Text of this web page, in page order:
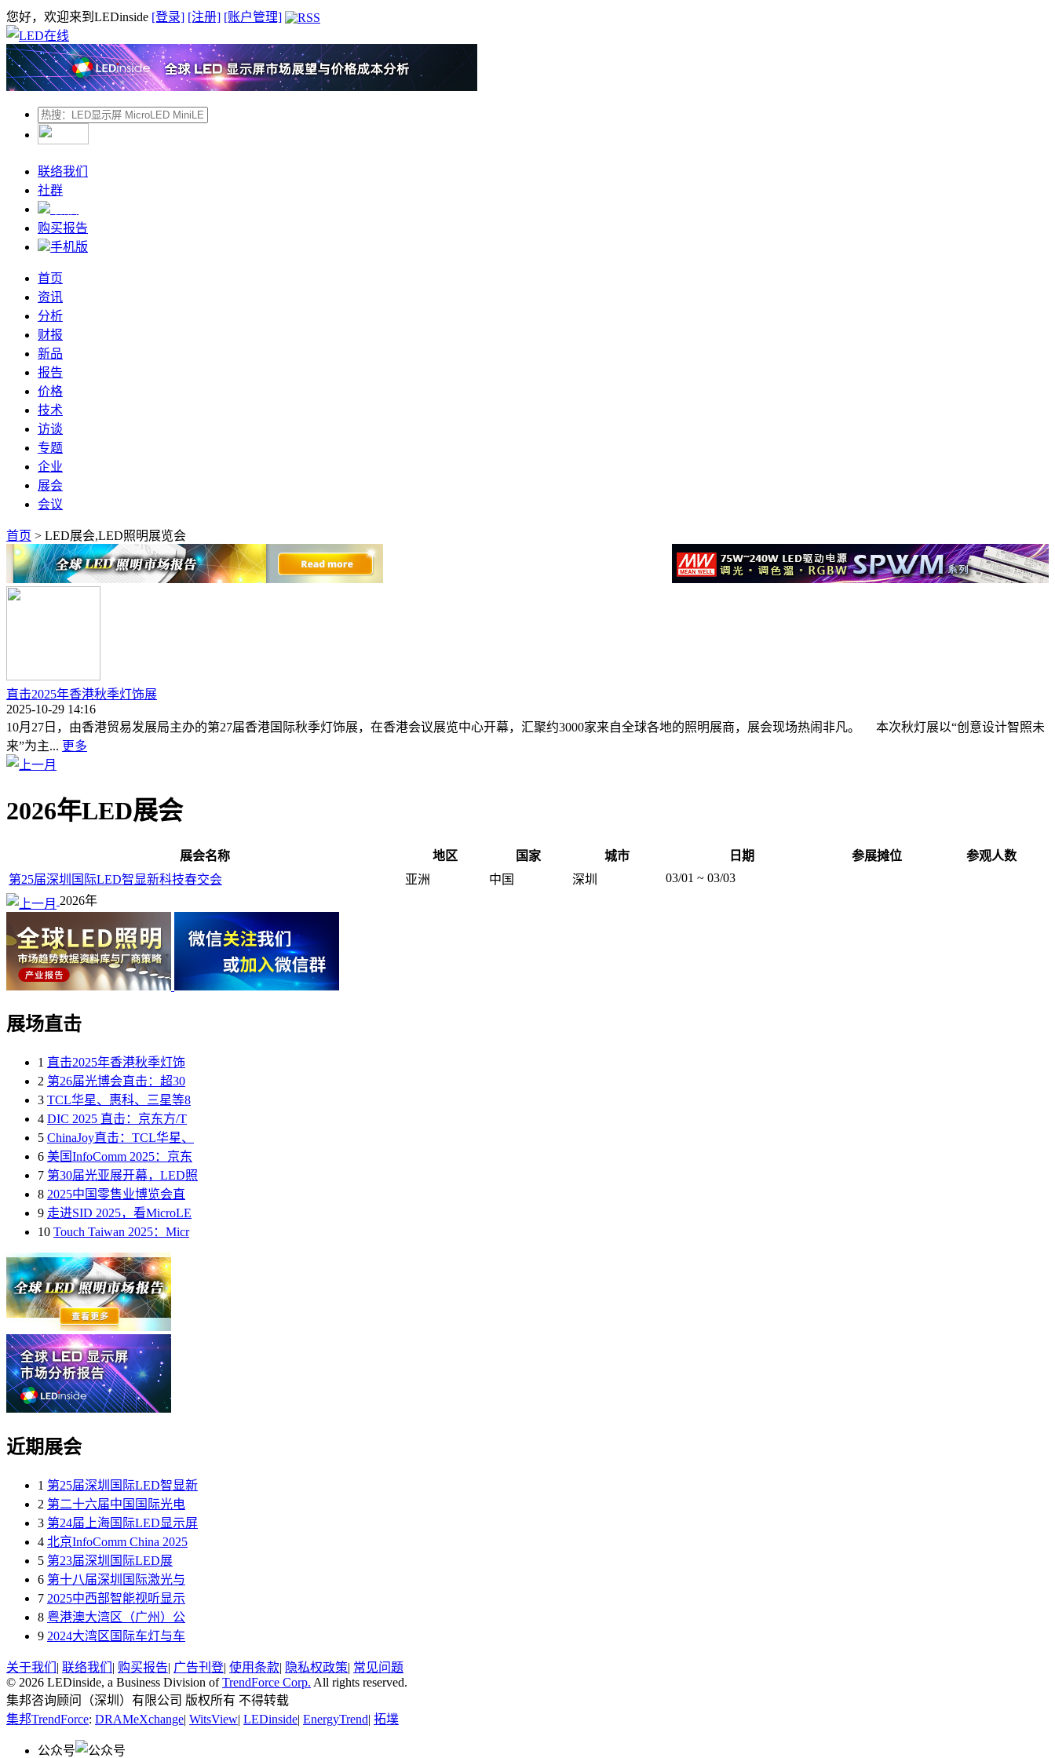
您好，欢迎来到LEDinside [登录] [注册] [账户管理]
联络我们
社群
购买报告
手机版
首页
资讯
分析
财报
新品
报告
价格
技术
访谈
专题
企业
展会
会议
首页 > LED展会,LED照明展览会
直击2025年香港秋季灯饰展
2025-10-29 14:16
10月27日，由香港贸易发展局主办的第27届香港国际秋季灯饰展，在香港会议展览中心开幕，汇聚约3000家来自全球各地的照明展商，展会现场热闹非凡。 本次秋灯展以“创意设计智照未
来”为主... 更多
2026年LED展会
展会名称 地区 国家 城市 日期 参展摊位
参观人数
第25届深圳国际LED智显新科技春交会
亚洲 中国 深圳
03/01 ~ 03/03
2026年
展场直击
1 直击2025年香港秋季灯饰
2 第26届光博会直击：超30
3 TCL华星、惠科、三星等8
4 DIC 2025 直击：京东方/T
5 ChinaJoy直击：TCL华星、
6 美国InfoComm 2025：京东
7 第30届光亚展开幕，LED照
8 2025中国零售业博览会直
9 走进SID 2025，看MicroLE
10 Touch Taiwan 2025：Micr
近期展会
1 第25届深圳国际LED智显新
2 第二十六届中国国际光电
3 第24届上海国际LED显示屏
4 北京InfoComm China 2025
5 第23届深圳国际LED展
6 第十八届深圳国际激光与
7 2025中西部智能视听显示
8 粤港澳大湾区（广州）公
9 2024大湾区国际车灯与车
关于我们 | 联络我们 | 购买报告| 广告刊登| 使用条款| 隐私权政策| 常见问题
© 2026 LEDinside, a Business Division ofTrendForce Corp. All rights reserved.
集邦咨询顾问（深圳）有限公司 版权所有 不得转载
集邦TrendForce: DRAMeXchange| WitsView| LEDinside| EnergyTrend| 拓墣
公众号